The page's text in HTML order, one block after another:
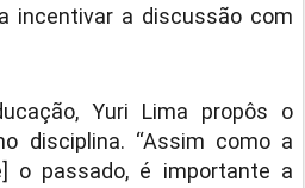
incentivar a discussão com
Yuri Lima propôs o
disciplina. “Assim como a
o passado, é importante a